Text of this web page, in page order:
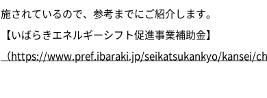
施されているので、参考までにご紹介します。
【いばらきエネルギーシフト促進事業補助金】
（https://www.pref.ibaraki.jp/seikatsukankyo/kansei/